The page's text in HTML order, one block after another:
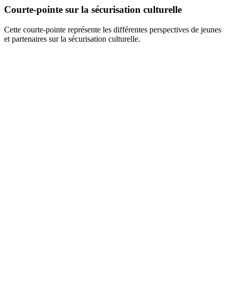
Courte-pointe sur la sécurisation culturelle
Cette courte-pointe représente les différentes perspectives de jeunes
et partenaires sur la sécurisation culturelle.